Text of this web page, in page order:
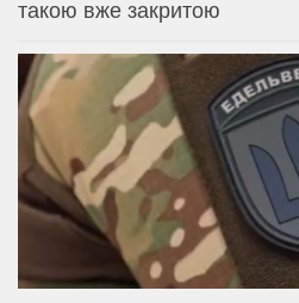
такою вже закритою